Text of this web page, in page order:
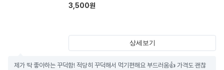
3,500원
상세보기
제가 딱 좋아하는 꾸덕함! 적당히 꾸덕해서 먹기편해요 부드러움👍 가격도 괜찮